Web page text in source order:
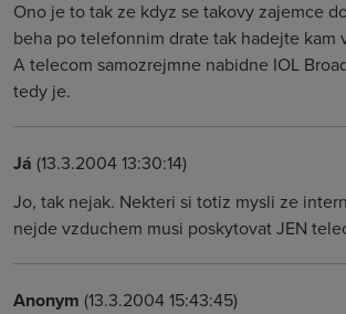
Ono je to tak ze kdyz se takovy zajemce
beha po telefonnim drate tak hadejte kam
A telecom samozrejmne nabidne IOL
tedy je.
Já (13.3.2004 13:30:14)
Jo, tak nejak. Nekteri si totiz mysli ze
nejde vzduchem musi poskytovat JEN
Anonym (13.3.2004 15:43:45)